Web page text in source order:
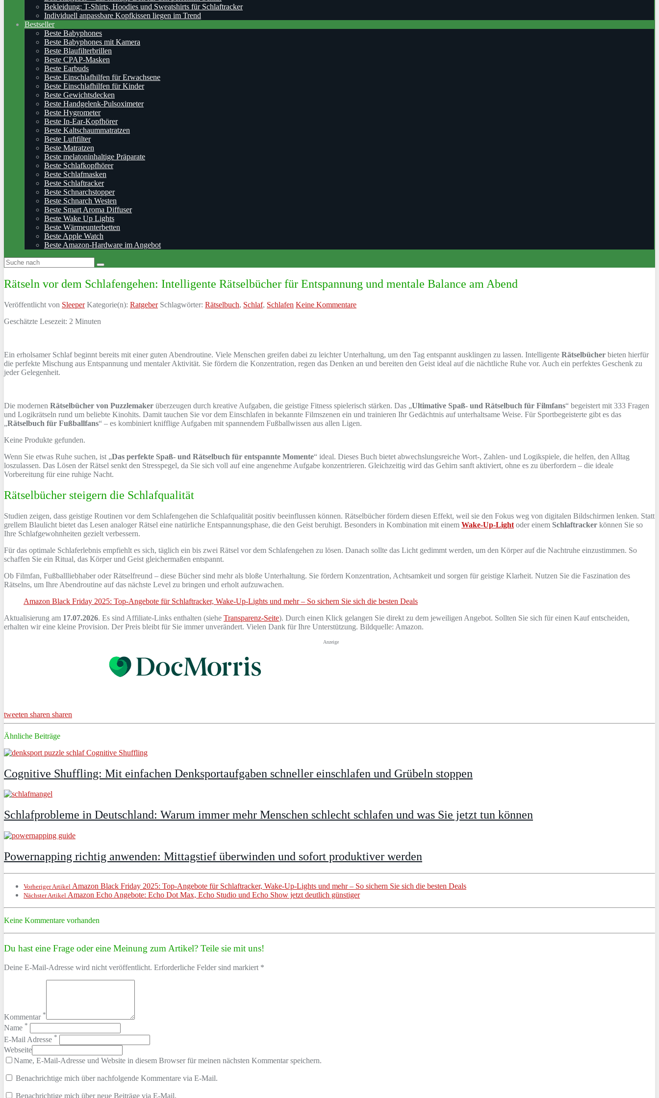
Bekleidung: T-Shirts, Hoodies und Sweatshirts für Schlaftracker
Individuell anpassbare Kopfkissen liegen im Trend
Bestseller
Beste Babyphones
Beste Babyphones mit Kamera
Beste Blaufilterbrillen
Beste CPAP-Masken
Beste Earbuds
Beste Einschlafhilfen für Erwachsene
Beste Einschlafhilfen für Kinder
Beste Gewichtsdecken
Beste Handgelenk-Pulsoximeter
Beste Hygrometer
Beste In-Ear-Kopfhörer
Beste Kaltschaummatratzen
Beste Luftfilter
Beste Matratzen
Beste melatoninhaltige Präparate
Beste Schlafkopfhörer
Beste Schlafmasken
Beste Schlaftracker
Beste Schnarchstopper
Beste Schnarch Westen
Beste Smart Aroma Diffuser
Beste Wake Up Lights
Beste Wärmeunterbetten
Beste Apple Watch
Beste Amazon-Hardware im Angebot
Rätseln vor dem Schlafengehen: Intelligente Rätselbücher für Entspannung und mentale Balance am Abend
Veröffentlicht von Sleeper Kategorie(n): RatgeberSchlagwörter: Rätselbuch, Schlaf, Schlafen Keine Kommentare
Geschätzte Lesezeit: 2 Minuten
Ein erholsamer Schlaf beginnt bereits mit einer guten Abendroutine. Viele Menschen greifen dabei zu leichter Unterhaltung, um den Tag entspannt ausklingen zu lassen. Intelligente Rätselbücher bieten hierfür
die perfekte Mischung aus Entspannung und mentaler Aktivität. Sie fördern die Konzentration, regen das Denken an und bereiten den Geist ideal auf die nächtliche Ruhe vor. Auch ein perfektes Geschenk zu
jeder Gelegenheit.
Die modernen Rätselbücher von Puzzlemaker überzeugen durch kreative Aufgaben, die geistige Fitness spielerisch stärken. Das „Ultimative Spaß- und Rätselbuch für Filmfans“ begeistert mit 333 Fragen
und Logikrätseln rund um beliebte Kinohits. Damit tauchen Sie vor dem Einschlafen in bekannte Filmszenen ein und trainieren Ihr Gedächtnis auf unterhaltsame Weise. Für Sportbegeisterte gibt es das
„Rätselbuch für Fußballfans“ – es kombiniert knifflige Aufgaben mit spannendem Fußballwissen aus allen Ligen.
Keine Produkte gefunden.
Wenn Sie etwas Ruhe suchen, ist „Das perfekte Spaß- und Rätselbuch für entspannte Momente“ ideal. Dieses Buch bietet abwechslungsreiche Wort-, Zahlen- und Logikspiele, die helfen, den Alltag
loszulassen. Das Lösen der Rätsel senkt den Stresspegel, da Sie sich voll auf eine angenehme Aufgabe konzentrieren. Gleichzeitig wird das Gehirn sanft aktiviert, ohne es zu überfordern – die ideale
Vorbereitung für eine ruhige Nacht.
Rätselbücher steigern die Schlafqualität
Studien zeigen, dass geistige Routinen vor dem Schlafengehen die Schlafqualität positiv beeinflussen können. Rätselbücher fördern diesen Effekt, weil sie den Fokus weg von digitalen Bildschirmen lenken. Statt
grellem Blaulicht bietet das Lesen analoger Rätsel eine natürliche Entspannungsphase, die den Geist beruhigt. Besonders in Kombination mit einem Wake-Up-Light oder einem Schlaftracker können Sie so
Ihre Schlafgewohnheiten gezielt verbessern.
Für das optimale Schlaferlebnis empfiehlt es sich, täglich ein bis zwei Rätsel vor dem Schlafengehen zu lösen. Danach sollte das Licht gedimmt werden, um den Körper auf die Nachtruhe einzustimmen. So
schaffen Sie ein Ritual, das Körper und Geist gleichermaßen entspannt.
Ob Filmfan, Fußballliebhaber oder Rätselfreund – diese Bücher sind mehr als bloße Unterhaltung. Sie fördern Konzentration, Achtsamkeit und sorgen für geistige Klarheit. Nutzen Sie die Faszination des
Rätselns, um Ihre Abendroutine auf das nächste Level zu bringen und erholt aufzuwachen.
Amazon Black Friday 2025: Top-Angebote für Schlaftracker, Wake-Up-Lights und mehr – So sichern Sie sich die besten Deals
Aktualisierung am 17.07.2026. Es sind Affiliate-Links enthalten (siehe Transparenz-Seite). Durch einen Klick gelangen Sie direkt zu dem jeweiligen Angebot. Sollten Sie sich für einen Kauf entscheiden,
erhalten wir eine kleine Provision. Der Preis bleibt für Sie immer unverändert. Vielen Dank für Ihre Unterstützung. Bildquelle: Amazon.
Anzeige
tweeten sharen sharen
Ähnliche Beiträge
Cognitive Shuffling: Mit einfachen Denksportaufgaben schneller einschlafen und Grübeln stoppen
Schlafprobleme in Deutschland: Warum immer mehr Menschen schlecht schlafen und was Sie jetzt tun können
Powernapping richtig anwenden: Mittagstief überwinden und sofort produktiver werden
Vorheriger Artikel Amazon Black Friday 2025: Top-Angebote für Schlaftracker, Wake-Up-Lights und mehr – So sichern Sie sich die besten Deals
Nächster Artikel Amazon Echo Angebote: Echo Dot Max, Echo Studio und Echo Show jetzt deutlich günstiger
Keine Kommentare vorhanden
Du hast eine Frage oder eine Meinung zum Artikel? Teile sie mit uns!
Deine E-Mail-Adresse wird nicht veröffentlicht. Erforderliche Felder sind markiert *
Kommentar *
Name *
E-Mail Adresse *
Webseite
Name, E-Mail-Adresse und Website in diesem Browser für meinen nächsten Kommentar speichern.
Benachrichtige mich über nachfolgende Kommentare via E-Mail.
Benachrichtige mich über neue Beiträge via E-Mail.